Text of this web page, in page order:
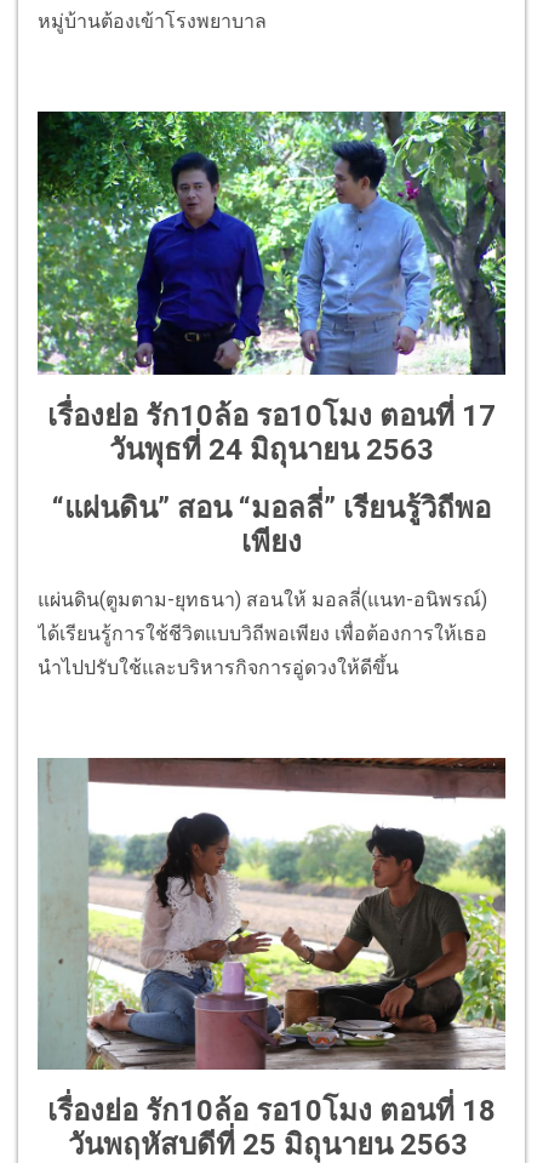
หมู่บ้านต้องเข้าโรงพยาบาล
เรื่องย่อ รัก10ล้อ รอ10โมง ตอนที่ 17
วันพุธที่ 24 มิถุนายน 2563
“แผ่นดิน” สอน “มอลลี่” เรียนรู้วิถีพอ
เพียง
แผ่นดิน(ตูมตาม-ยุทธนา) สอนให้ มอลลี่(แนท-อนิพรณ์)
ได้เรียนรู้การใช้ชีวิตแบบวิถีพอเพียง เพื่อต้องการให้เธอ
นำไปปรับใช้และบริหารกิจการอู่ดวงให้ดีขึ้น
เรื่องย่อ รัก10ล้อ รอ10โมง ตอนที่ 18
วันพฤหัสบดีที่ 25 มิถุนายน 2563